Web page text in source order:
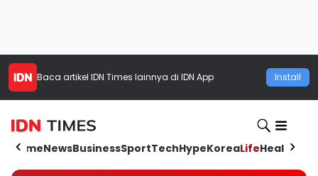
Baca artikel IDN Times lainnya di IDN App Install
HomeNewsBusinessSportTechHypeKoreaLifeHealth